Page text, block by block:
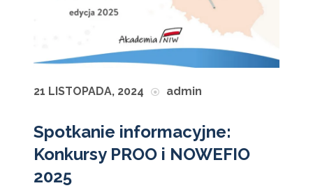
21 LISTOPADA, 2024 admin
Spotkanie informacyjne:
Konkursy PROO i NOWEFIO
2025